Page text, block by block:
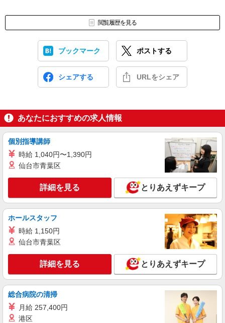
閲覧履歴を見る
ブックマーク ポストする
シェアする URLをシェア
あなたにおすすめの求人情報
個別指導講師
時給 1,040円〜1,390円
仙台市青葉区
詳細を見る とりあえずキープ
ホールスタッフ
時給 1,150円
仙台市青葉区
詳細を見る とりあえずキープ
総合病院の清掃
月給 257,400円
港区